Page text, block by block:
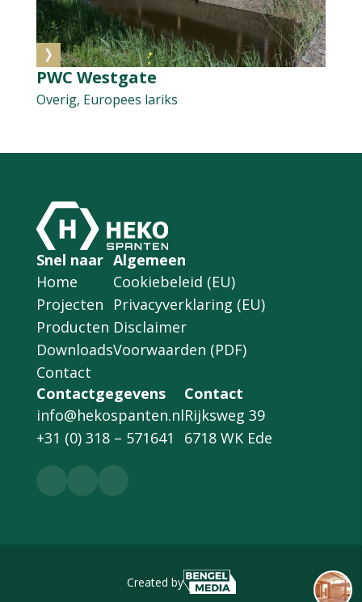
PWC Westgate
Overig, Europees lariks
Snel naar
Home
Projecten
Producten
Downloads
Contact
Algemeen
Cookiebeleid (EU)
Privacyverklaring (EU)
Disclaimer
Voorwaarden (PDF)
Contactgegevens
info@hekospanten.nl
+31 (0) 318 – 571641
Contact
Rijksweg 39
6718 WK Ede
Created by